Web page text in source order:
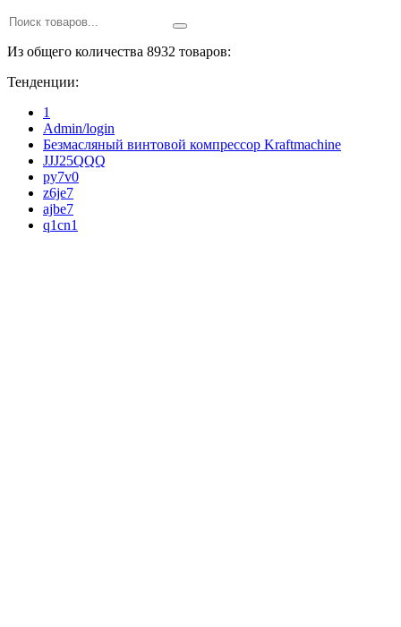
Из общего количества 8932 товаров:
Тенденции:
1
Admin/login
Безмасляный винтовой компрессор Kraftmaсhine
JJJ25QQQ
py7v0
z6je7
ajbe7
q1cn1